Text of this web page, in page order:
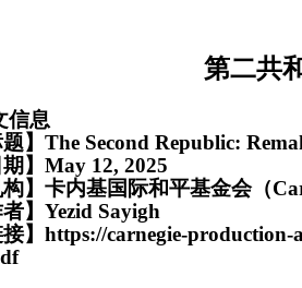
第二共
信息
】 The Second Republic:
】 May 12, 2025
】 卡内基国际和平基金会（
】 Yezid Sayigh
】 https://carnegie-production-